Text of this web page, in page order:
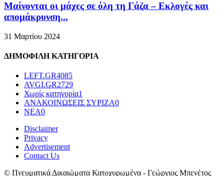
Μαίνονται οι μάχες σε όλη τη Γάζα – Eκλογές και
απομάκρυνση...
31 Μαρτίου 2024
ΔΗΜΟΦΙΛΗ ΚΑΤΗΓΟΡΙΑ
LEFT.GR4085
AVGI.GR2729
Χωρίς κατηγορία1
ΑΝΑΚΟΙΝΩΣΕΙΣ ΣΥΡΙΖΑ0
ΝΕΑ0
Disclaimer
Privacy
Advertisement
Contact Us
© Πνευματικά Δικαιώματα Κατοχυρωμένα - Γεώργιος Μπενέτος